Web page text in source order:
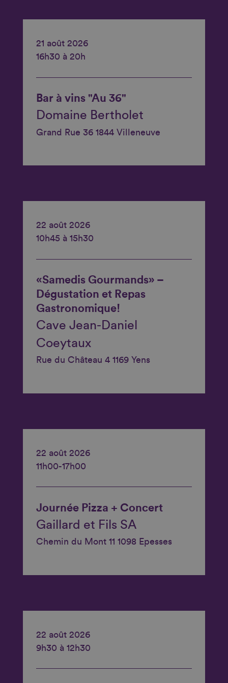
21 août 2026
16h30 à 20h
Bar à vins "Au 36"
Domaine Bertholet
Grand Rue 36 1844 Villeneuve
22 août 2026
10h45 à 15h30
«Samedis Gourmands» –
Dégustation et Repas
Gastronomique!
Cave Jean-Daniel
Coeytaux
Rue du Château 4 1169 Yens
22 août 2026
11h00-17h00
Journée Pizza + Concert
Gaillard et Fils SA
Chemin du Mont 11 1098 Epesses
22 août 2026
9h30 à 12h30